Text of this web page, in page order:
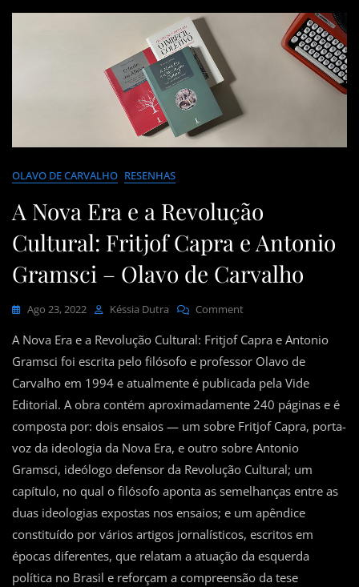
OLAVO DE CARVALHO RESENHAS
A Nova Era e a Revolução
Cultural: Fritjof Capra e Antonio
Gramsci – Olavo de Carvalho
Ago 23, 2022 Késsia Dutra CommentOn
Nova
Era
A
Revolução
Cultural:
Fritjof
Capra
E
Antonio
Gramsci
–
Olavo
De
Carvalho
A Nova Era e a Revolução Cultural: Fritjof Capra e Antonio
Gramsci foi escrita pelo filósofo e professor Olavo de
Carvalho em 1994 e atualmente é publicada pela Vide
Editorial. A obra contém aproximadamente 240 páginas e é
composta por: dois ensaios — um sobre Fritjof Capra, porta-
voz da ideologia da Nova Era, e outro sobre Antonio
Gramsci, ideólogo defensor da Revolução Cultural; um
capítulo, no qual o filósofo aponta as semelhanças entre as
duas ideologias expostas nos ensaios; e um apêndice
constituído por vários artigos jornalísticos, escritos em
épocas diferentes, que relatam a atuação da esquerda
política no Brasil e reforçam a compreensão da tese